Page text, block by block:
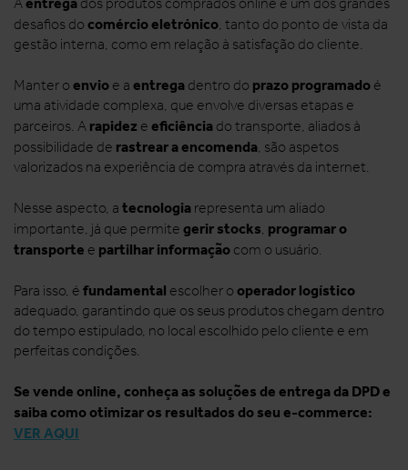
desafios do comércio eletrónico, tanto do ponto de vista da
gestão interna, como em relação à satisfação do cliente.
Manter o envio e a entrega dentro do prazo programado é
uma atividade complexa, que envolve diversas etapas e
parceiros. A rapidez e eficiência do transporte, aliados à
possibilidade de rastrear a encomenda, são aspetos
valorizados na experiência de compra através da internet.
Nesse aspecto, a tecnologia representa um aliado
importante, já que permite gerir stocks, programar o
transporte e partilhar informação com o usuário.
Para isso, é fundamental escolher o operador logístico
adequado, garantindo que os seus produtos chegam dentro
do tempo estipulado, no local escolhido pelo cliente e em
perfeitas condições.
Se vende online, conheça as soluções de entrega da DPD e
saiba como otimizar os resultados do seu e-commerce:
VER AQUI